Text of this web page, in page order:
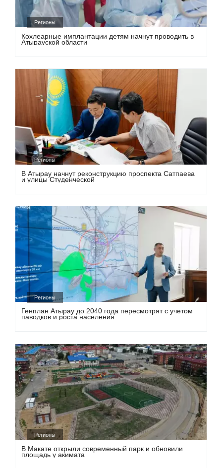
Регионы
Кохлеарные имплантации детям начнут проводить в
Атырауской области
Регионы
В Атырау начнут реконструкцию проспекта Сатпаева
и улицы Студенческой
Регионы
Генплан Атырау до 2040 года пересмотрят с учетом
паводков и роста населения
Регионы
В Макате открыли современный парк и обновили
площадь у акимата